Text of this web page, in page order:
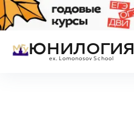
ЮНИЛОГИЯ
ex. Lomonosov School